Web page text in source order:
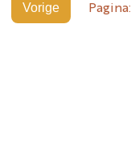
Vorige Pagina: